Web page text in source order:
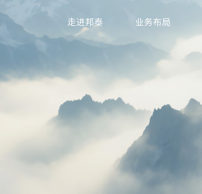
走进邦泰 业务布局